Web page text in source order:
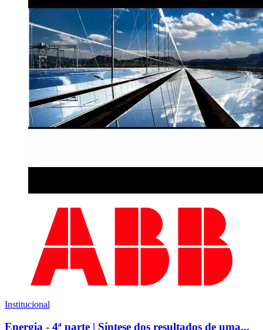
Institucional
Energia - 4ª parte | Síntese dos resultados de uma...